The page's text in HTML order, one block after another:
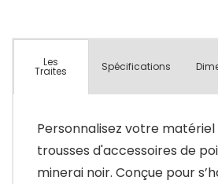
Les
Traites Spécifications
Personnalisez votre matériel
trousses d'accessoires de
minerai noir. Conçue pour